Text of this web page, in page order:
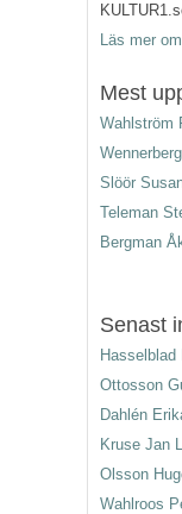
Läs mer
Mest
Wahlström
Slöör
Teleman
Bergman
Senast
Hasselblad
Ottosson
Dahlén
Kruse Jan
Olsson
Wahlroos